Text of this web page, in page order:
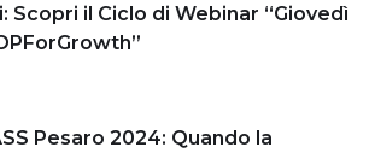
Scopri il Ciclo di Webinar “Giovedì
Pesaro 2024: Quando la